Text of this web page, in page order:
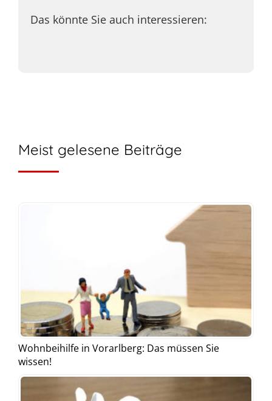
Das könnte Sie auch interessieren:
Meist gelesene Beiträge
Wohnbeihilfe in Vorarlberg: Das müssen Sie
wissen!